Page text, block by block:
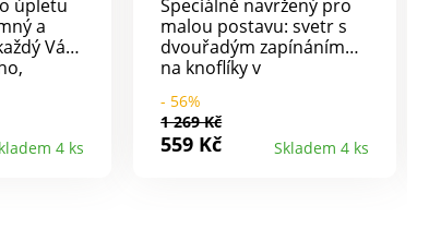
úpletu
a
Váš
na
se
do4 ks
Speciálně navržený pro
malou postavu: svetr s
dvouřadým zapínáním
na knoflíky v
Pružný jemný žerzej.
Kulatý uvolněný výstřih.
Překřížené zapínání.
- 56%
1 269 Kč
559 Kč Skladem 4 ks